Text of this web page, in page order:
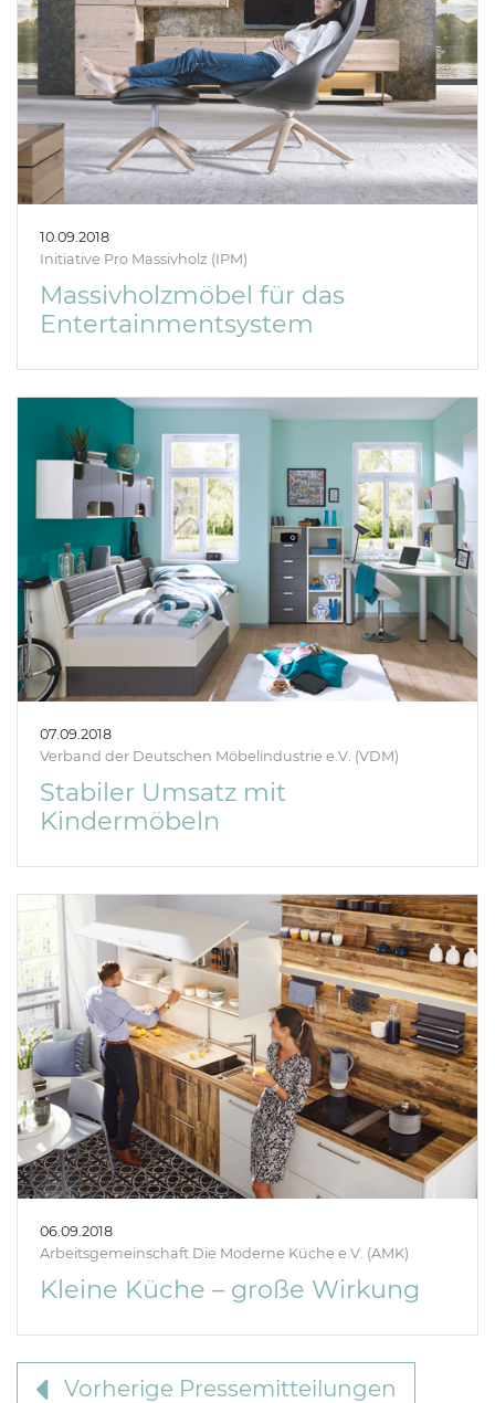
10.09.2018
Initiative Pro Massivholz (IPM)
Massivholzmöbel für das
Entertainmentsystem
07.09.2018
Verband der Deutschen Möbelindustrie e.V. (VDM)
Stabiler Umsatz mit
Kindermöbeln
06.09.2018
Arbeitsgemeinschaft Die Moderne Küche e.V. (AMK)
Kleine Küche – große Wirkung
Vorherige Pressemitteilungen